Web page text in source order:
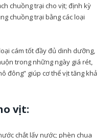
chuồng trại cho vịt; định kỳ
chuồng trại bằng các loại
cám tốt đầy đủ dinh dưỡng,
trong những ngày giá rét,
đông” giúp cơ thể vịt tăng khả
vịt:
chắt lấy nước; phèn chua